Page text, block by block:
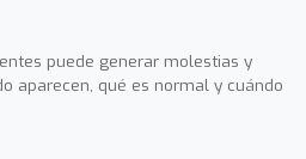
puede generar molestias y
aparecen, qué es normal y cuándo